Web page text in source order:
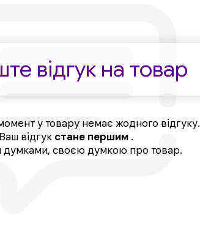
відгук на товар
у товару немає жодного відгуку.
Ваш відгук стане першим .
думками, своєю думкою про товар.